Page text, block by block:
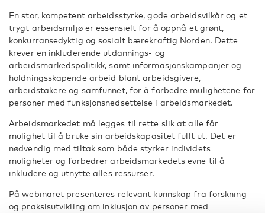
En stor, kompetent arbeidsstyrke, gode arbeidsvilkår og et
trygt arbeidsmiljø er essensielt for å oppnå et grønt,
konkurransedyktig og sosialt bærekraftig Norden. Dette
krever en inkluderende utdannings- og
arbeidsmarkedspolitikk, samt informasjonskampanjer og
holdningsskapende arbeid blant arbeidsgivere,
arbeidstakere og samfunnet, for å forbedre mulighetene for
personer med funksjonsnedsettelse i arbeidsmarkedet.
Arbeidsmarkedet må legges til rette slik at alle får
mulighet til å bruke sin arbeidskapasitet fullt ut. Det er
nødvendig med tiltak som både styrker individets
muligheter og forbedrer arbeidsmarkedets evne til å
inkludere og utnytte alles ressurser.
På webinaret presenteres relevant kunnskap fra forskning
og praksisutvikling om inklusjon av personer med